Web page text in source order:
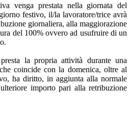
venga prestata nella giornata del
festivo, il/la lavoratore/trice avrà
giornaliera, alla maggiorazione
del 100% ovvero ad usufruire di un
la propria attività durante una
coincide con la domenica, oltre al
ha diritto, in aggiunta alla normale
importo pari alla retribuzione